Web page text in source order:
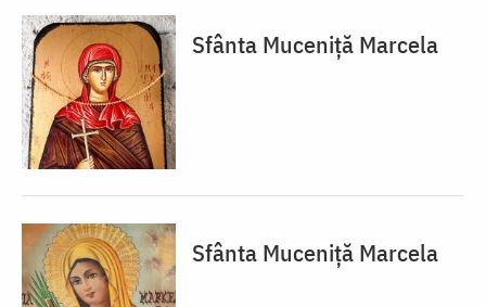
Sfânta Muceniță Marcela
Sfânta Muceniță Marcela